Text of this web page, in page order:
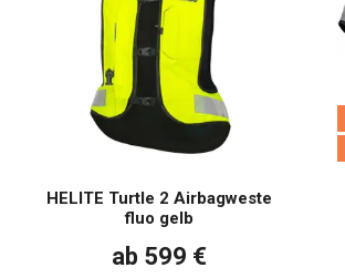
HELITE Turtle 2 Airbagweste
fluo gelb
ab 599 €